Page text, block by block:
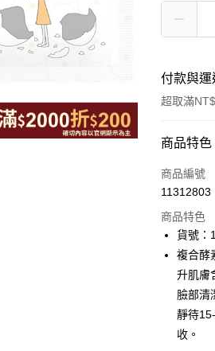
付款與運
超取滿
付款方式
icash Pay
超商取貨
LINE Pay
Apple Pay
街口支付
商品特色
商品編號
11312803
商品特色
貨號：
複合酵
升肌膚
臉部清
靜待
收。